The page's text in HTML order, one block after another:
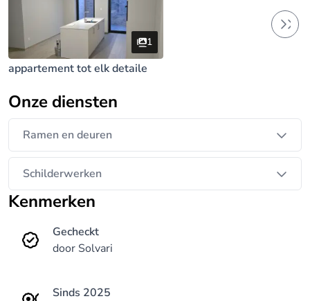
1
appartement tot elk detaile
Onze diensten
Ramen en deuren
Schilderwerken
Kenmerken
Gecheckt
door Solvari
Sinds 2025